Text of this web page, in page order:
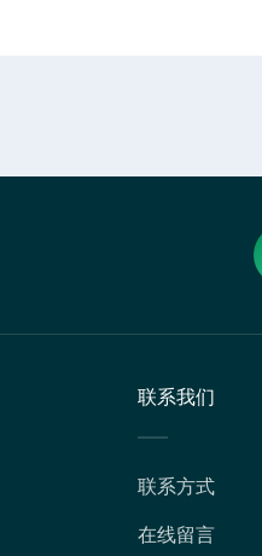
联系我们
联系方式
在线留言